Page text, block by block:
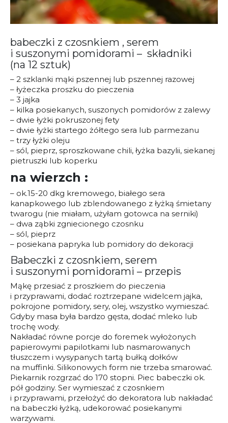
babeczki z czosnkiem , serem
i suszonymi pomidorami – składniki
(na 12 sztuk)
– 2 szklanki mąki pszennej lub pszennej razowej
– łyżeczka proszku do pieczenia
– 3 jajka
– kilka posiekanych, suszonych pomidorów z zalewy
– dwie łyżki pokruszonej fety
– dwie łyżki startego żółtego sera lub parmezanu
– trzy łyżki oleju
– sól, pieprz, sproszkowane chili, łyżka bazylii, siekanej
pietruszki lub koperku
na wierzch :
– ok.15-20 dkg kremowego, białego sera
kanapkowego lub zblendowanego z łyżką śmietany
twarogu (nie miałam, użyłam gotowca na serniki)
– dwa ząbki zgniecionego czosnku
– sól, pieprz
– posiekana papryka lub pomidory do dekoracji
Babeczki z czosnkiem, serem
i suszonymi pomidorami – przepis
Mąkę przesiać z proszkiem do pieczenia
i przyprawami, dodać roztrzepane widelcem jajka,
pokrojone pomidory, sery, olej, wszystko wymieszać.
Gdyby masa była bardzo gęsta, dodać mleko lub
trochę wody.
Nakładać równe porcje do foremek wyłożonych
papierowymi papilotkami lub nasmarowanych
tłuszczem i wysypanych tartą bułką dołków
na muffinki. Silikonowych form nie trzeba smarować.
Piekarnik rozgrzać do 170 stopni. Piec babeczki ok.
pół godziny. Ser wymieszać z czosnkiem
i przyprawami, przełożyć do dekoratora lub nakładać
na babeczki łyżką, udekorować posiekanymi
warzywami.